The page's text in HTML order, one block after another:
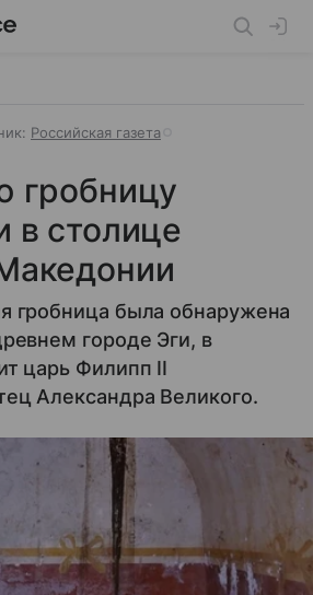
Российская газета
гробницу
в столице
гробница была обнаружена
городе Эги, в
царь Филипп II
Александра Великого.